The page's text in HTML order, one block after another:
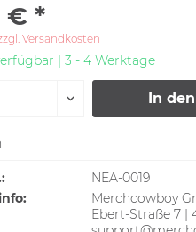
€ *
Versandkosten
| 3 - 4 Werktage
In den
NEA-0019
Merchcowboy
Ebert-Straße 7 |